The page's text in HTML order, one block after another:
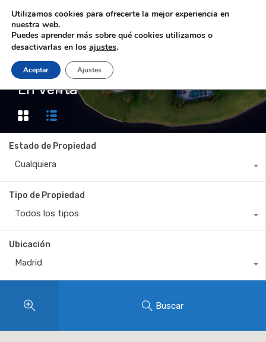
Property Status
En Venta
Estado de Propiedad
Cualquiera
Tipo de Propiedad
Todos los tipos
Ubicación
Madrid
Buscar
Utilizamos cookies para ofrecerte la mejor experiencia en
nuestra web.
Puedes aprender más sobre qué cookies utilizamos o
desactivarlas en los ajustes.
Aceptar Ajustes